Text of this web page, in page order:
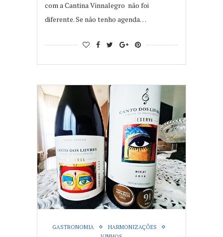
com a Cantina Vinnalegro não foi
diferente. Se não tenho agenda…
GASTRONOMIA
HARMONIZAÇÕES